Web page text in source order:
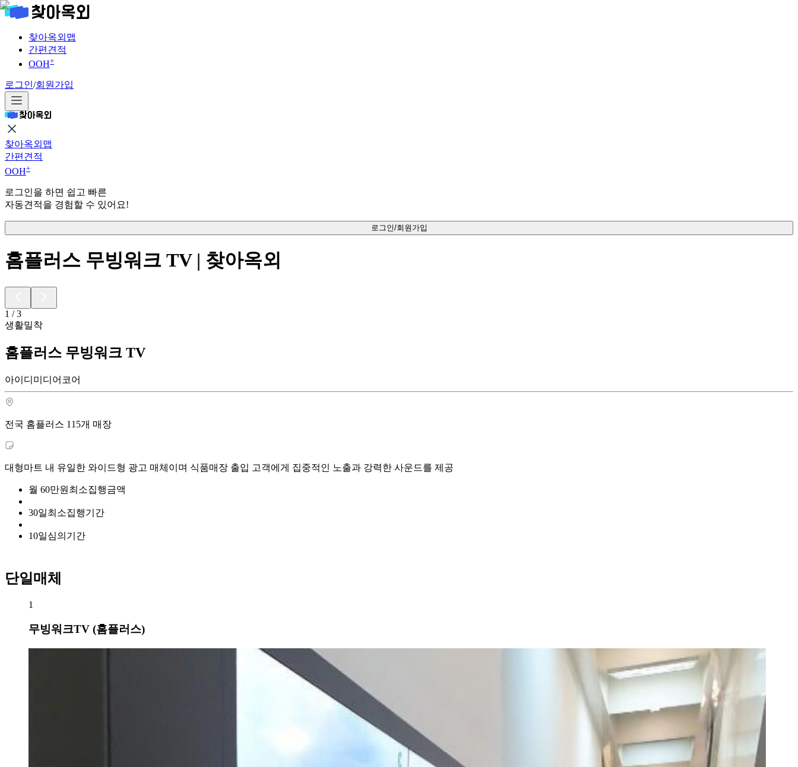
찾아옥외맵
간편견적
OOH+
로그인/회원가입
찾아옥외맵
간편견적
OOH+
로그인을 하면 쉽고 빠른
자동견적을 경험할 수 있어요!
로그인/회원가입
홈플러스 무빙워크 TV | 찾아옥외
1 /3
생활밀착
홈플러스 무빙워크 TV
아이디미디어코어
전국 홈플러스 115개 매장
대형마트 내 유일한 와이드형 광고 매체이며 식품매장 출입 고객에게 집중적인 노출과 강력한 사운드를 제공
월 60만원 최소집행금액
30일최소집행기간
10일심의기간
단일매체
1
무빙워크TV (홈플러스)